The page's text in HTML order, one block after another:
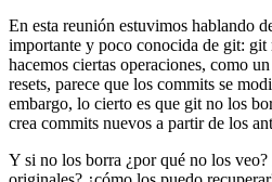
En esta reunión estuvimos hablando
importante y poco conocida de git:
hacemos ciertas operaciones, como
resets, parece que los commits se
embargo, lo cierto es que git no los
crea commits nuevos a partir de los
Y si no los borra ¿por qué no los